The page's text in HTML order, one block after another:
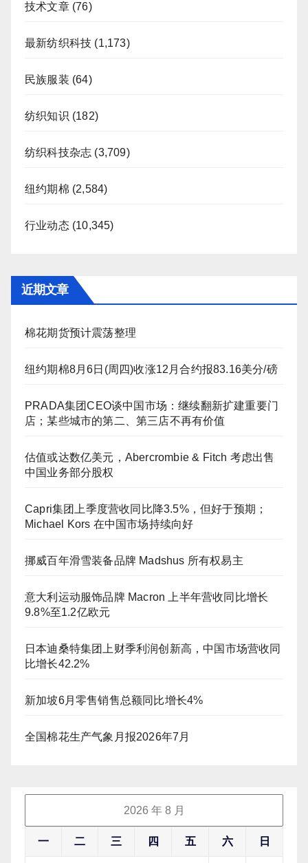
技术文章(76)
最新纺织科技 (1,173)
民族服装 (64)
纺织知识 (182)
纺织科技杂志 (3,709)
纽约期棉 (2,584)
行业动态(10,345)
近期文章
棉花期货预计震荡整理
纽约期棉8月6日(周四)收涨12月合约报83.16美分/磅
PRADA集团CEO谈中国市场：继续翻新扩建重要门
店；某些城市的第二、第三店不再有价值
估值或达数亿美元，Abercrombie & Fitch 考虑出售
中国业务部分股权
Capri集团上季度营收同比降3.5%，但好于预期；
Michael Kors 在中国市场持续向好
挪威百年滑雪装备品牌 Madshus 所有权易主
意大利运动服饰品牌 Macron 上半年营收同比增长
9.8%至1.2亿欧元
日本迪桑特集团上财季利润创新高，中国市场营收同
比增长42.2%
新加坡6月零售销售总额同比增长4%
全国棉花生产气象月报2026年7月
2026 年 8 月
一 二 三 四 五 六 日